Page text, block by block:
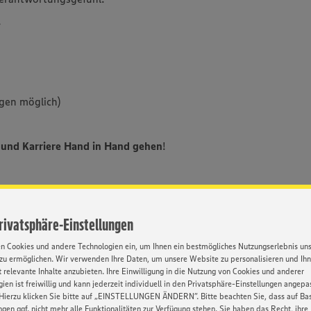
Einstellungen
Cookies und andere Technologien ein, um Ihnen ein bestmögliches Nutzungserlebnis
ermöglichen. Wir verwenden Ihre Daten, um unsere Website zu personalisieren und
relevante Inhalte anzubieten. Ihre Einwilligung in die Nutzung von Cookies und anderer
ist freiwillig und kann jederzeit individuell in den Privatsphäre-Einstellungen
klicken Sie bitte auf „EINSTELLUNGEN ÄNDERN”. Bitte beachten Sie, dass auf
ggf. nicht mehr alle Funktionalitäten zur Verfügung stehen. Sie haben das Recht, ihre
möglich)
Karriere Hand in Hand gehen!
mit Zukunftsperspektive.
machen.
Abschluss.